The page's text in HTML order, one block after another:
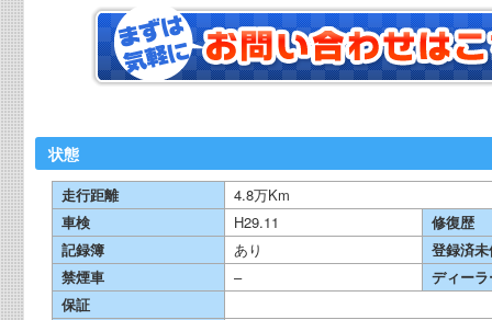
状態
走行距離
4.8万Km
車検
H29.11
修復歴
記録簿
あり
登録済
禁煙車
–
ディー
保証